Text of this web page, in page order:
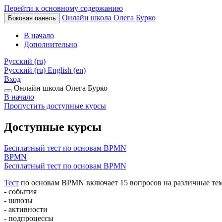
Перейти к основному содержанию
Боковая панель Онлайн школа Олега Бурко
В начало
Дополнительно
Русский ‎(ru)‎
Русский ‎(ru)‎ English ‎(en)‎
Вход
Онлайн школа Олега Бурко
В начало
Пропустить доступные курсы
Доступные курсы
Бесплатный тест по основам BPMN
BPMN
Бесплатный тест по основам BPMN
Тест по основам BPMN включает 15 вопросов на различные
- события
- шлюзы
- активности
- подпроцессы